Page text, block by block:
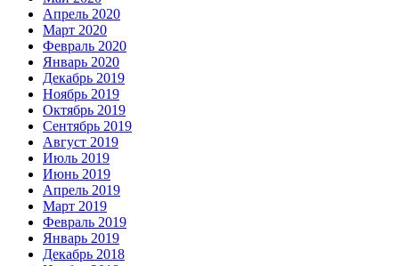
Апрель 2020
Март 2020
Февраль 2020
Январь 2020
Декабрь 2019
Ноябрь 2019
Октябрь 2019
Сентябрь 2019
Август 2019
Июль 2019
Июнь 2019
Апрель 2019
Март 2019
Февраль 2019
Январь 2019
Декабрь 2018